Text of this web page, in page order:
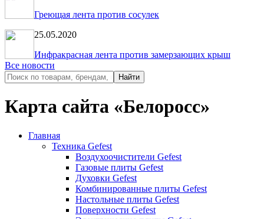
Греющая лента против сосулек
25.05.2020
Инфракрасная лента против замерзающих крыш
Все новости
Карта сайта «Белоросс»
Главная
Техника Gefest
Воздухоочистители Gefest
Газовые плиты Gefest
Духовки Gefest
Комбинированные плиты Gefest
Настольные плиты Gefest
Поверхности Gefest